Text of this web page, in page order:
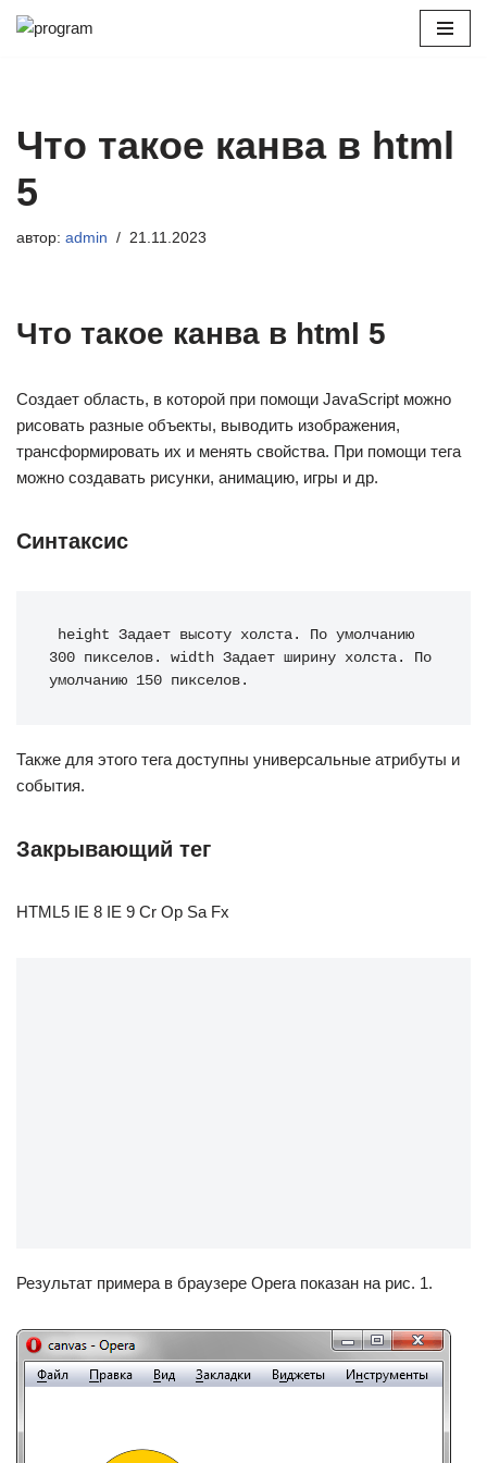
Что такое канва в html
5
автор: admin 21.11.2023
Что такое канва в html 5
Создает область, в которой при помощи JavaScript можно
рисовать разные объекты, выводить изображения,
трансформировать их и менять свойства. При помощи тега
можно создавать рисунки, анимацию, игры и др.
Синтаксис
300 пикселов. width Задает ширину холста. По
умолчанию 150 пикселов.
Также для этого тега доступны универсальные атрибуты и
события.
Закрывающий тег
HTML5 IE 8 IE 9 Cr Op Sa Fx
Результат примера в браузере Opera показан на рис. 1.